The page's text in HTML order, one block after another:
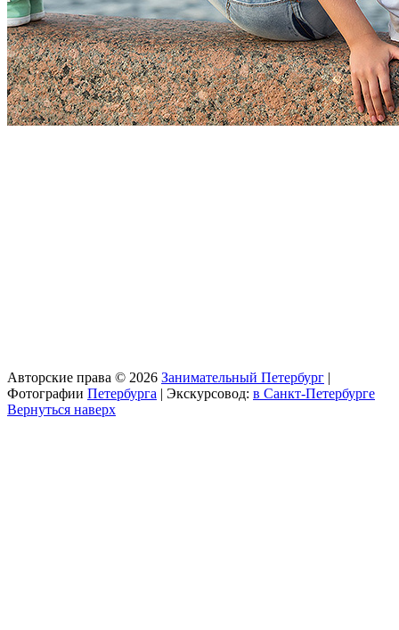
Авторские права © 2026 Занимательный Петербург |
Фотографии Петербурга | Экскурсовод: в Санкт-Петербурге
Вернуться наверх